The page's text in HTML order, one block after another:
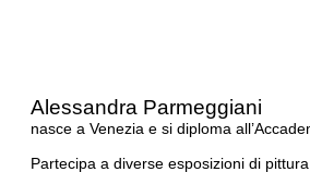
Alessandra Parmeggiani
nasce a Venezia e si diploma
Partecipa a diverse esposizioni di